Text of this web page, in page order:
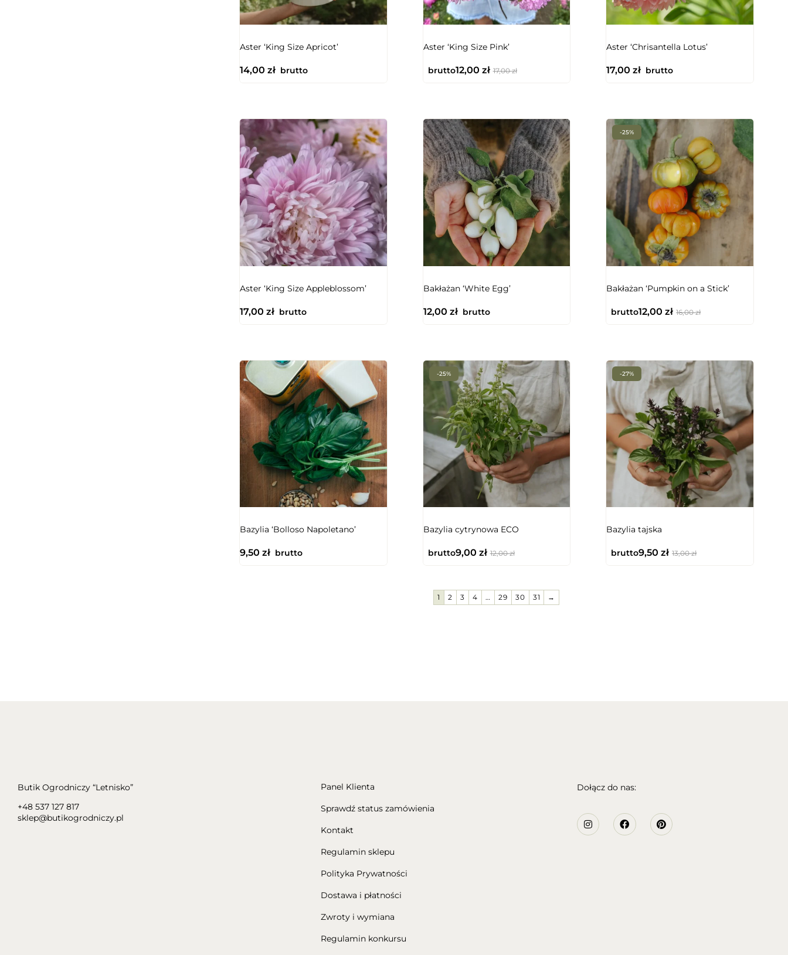
Aster ‘King Size Apricot’
14,00 zł brutto
Aster ‘King Size Pink’
17,00zł
12,00 zł
brutto
Aster ‘Chrisantella Lotus’
17,00zł brutto
Aster ‘King Size Appleblossom’
17,00 zł brutto
Bakłażan ‘White Egg’
12,00 złbrutto
-25%
Bakłażan ‘Pumpkin on a Stick’
16,00zł
12,00zł
brutto
Bazylia ‘Bolloso Napoletano’
9,50 zł brutto
-25%
Bazylia cytrynowa ECO
12,00zł
9,00 zł
brutto
-27%
Bazylia tajska
13,00zł
9,50zł
brutto
1 2 3 4 … 29 30 31 →
Butik Ogrodniczy “Letnisko”
+48 537 127 817
sklep@butikogrodniczy.pl
Panel Klienta
Sprawdź status zamówienia
Kontakt
Regulamin sklepu
Polityka Prywatności
Dostawa i płatności
Zwroty i wymiana
Regulamin konkursu
Dołącz do nas: